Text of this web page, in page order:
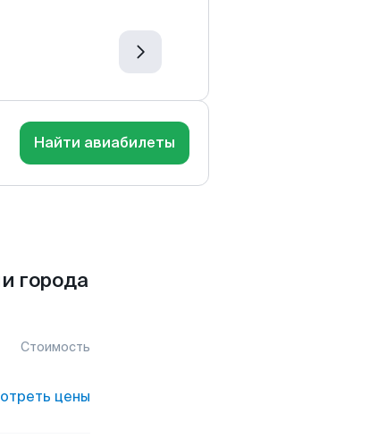
Найти авиабилеты
города
Стоимость
цены